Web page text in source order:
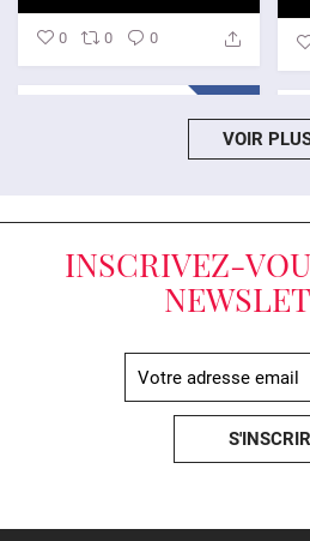
0 0 0
Ville de Montauroux
Ville de Montauroux
VOIR
INSCRIVEZ-